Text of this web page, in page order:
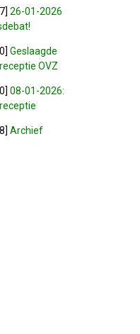
26-01-2026
Geslaagde
OVZ
08-01-2026:
Archief